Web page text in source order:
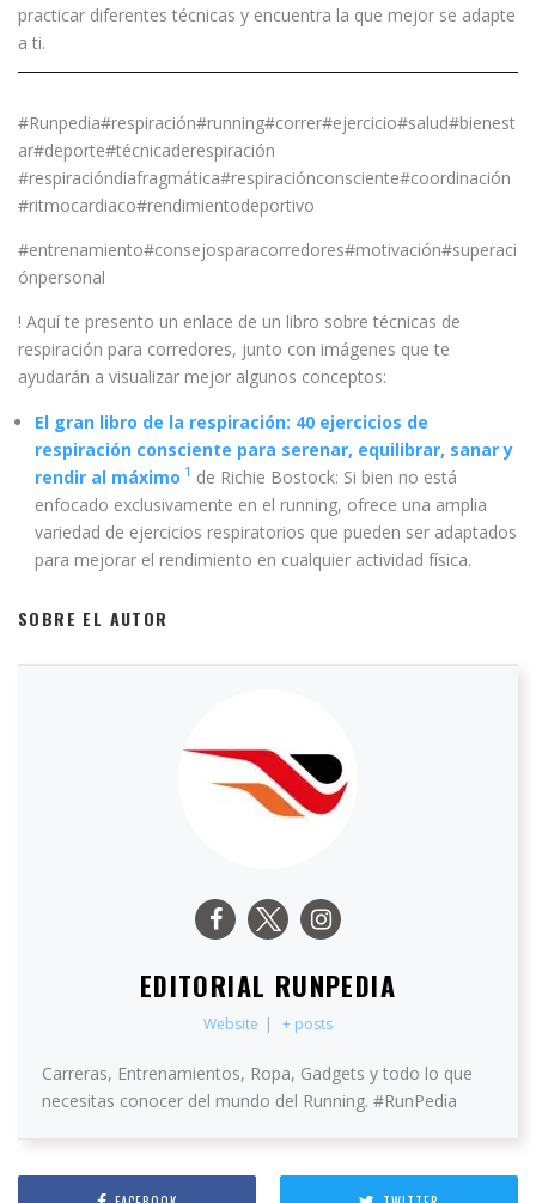
practicar diferentes técnicas y encuentra la que mejor se adapte
a ti.
#Runpedia#respiración#running#correr#ejercicio#salud#bienest
ar#deporte#técnicaderespiración
#respiracióndiafragmática#respiraciónconsciente#coordinación
#ritmocardiaco#rendimientodeportivo
#entrenamiento#consejosparacorredores#motivación#superaci
ónpersonal
! Aquí te presento un enlace de un libro sobre técnicas de
respiración para corredores, junto con imágenes que te
ayudarán a visualizar mejor algunos conceptos:
El gran libro de la respiración: 40 ejercicios de
respiración consciente para serenar, equilibrar, sanar y
rendir al máximo 1 de Richie Bostock: Si bien no está
enfocado exclusivamente en el running, ofrece una amplia
variedad de ejercicios respiratorios que pueden ser adaptados
para mejorar el rendimiento en cualquier actividad física.
SOBRE EL AUTOR
EDITORIAL RUNPEDIA
Website | + posts
Carreras, Entrenamientos, Ropa, Gadgets y todo lo que
necesitas conocer del mundo del Running. #RunPedia